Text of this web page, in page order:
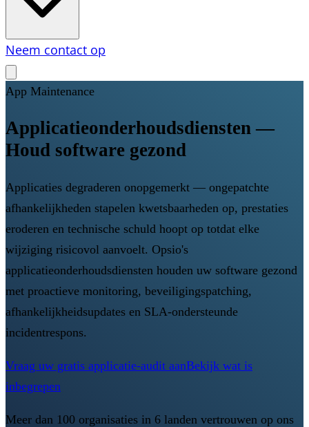
Neem contact op
App Maintenance
Applicatieonderhoudsdiensten —
Houd software gezond
Applicaties degraderen onopgemerkt — ongepatchte
afhankelijkheden stapelen kwetsbaarheden op, prestaties
eroderen en technische schuld hoopt op totdat elke
wijziging risicovol aanvoelt. Opsio's
applicatieonderhoudsdiensten houden uw software gezond
met proactieve monitoring, beveiligingspatching,
afhankelijkheidsupdates en SLA-ondersteunde
incidentrespons.
Vraag uw gratis applicatie-audit aanBekijk wat is
inbegrepen
Meer dan 100 organisaties in 6 landen vertrouwen op ons